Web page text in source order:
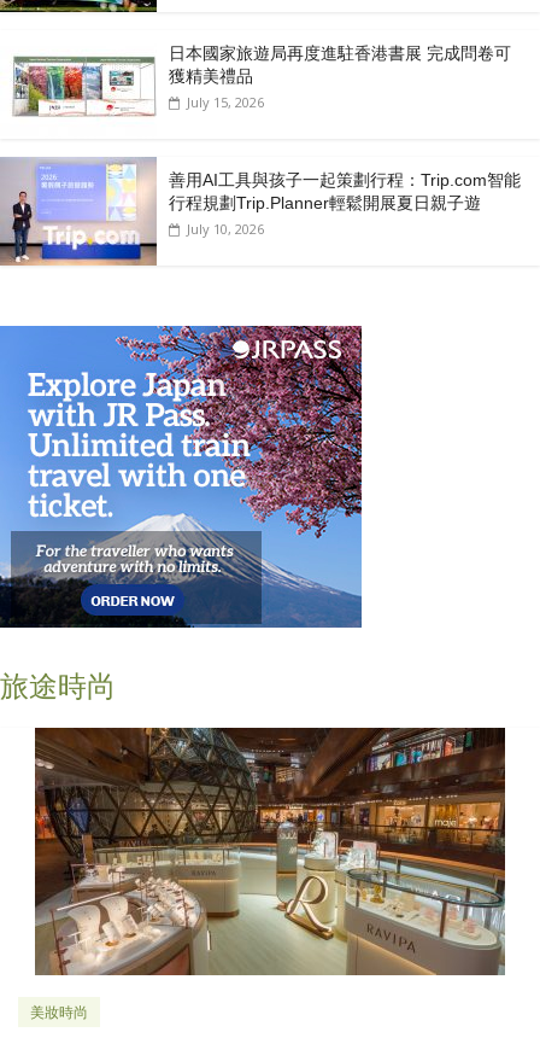
日本國家旅遊局再度進駐香港書展 完成問卷可
獲精美禮品
July 15, 2026
善用AI工具與孩子一起策劃行程：Trip.com智能
行程規劃Trip.Planner輕鬆開展夏日親子遊
July 10, 2026
旅途時尚
美妝時尚